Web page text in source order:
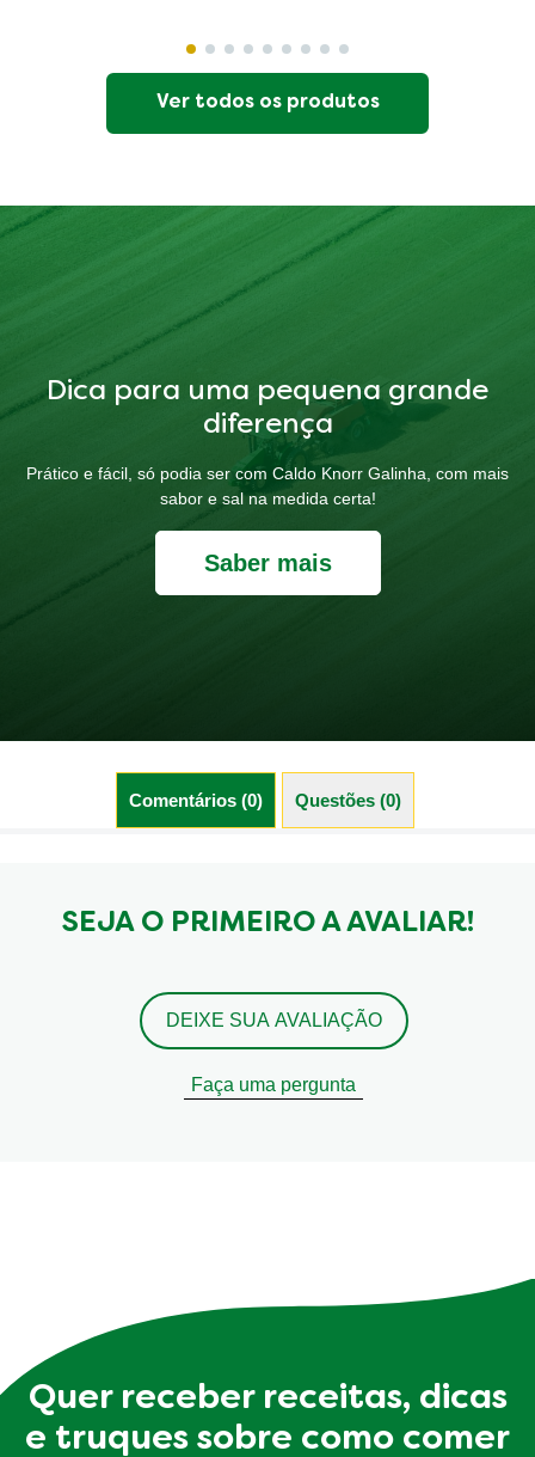
Ver todos os produtos
Dica para uma pequena grande
diferença
Prático e fácil, só podia ser com Caldo Knorr Galinha, com mais
sabor e sal na medida certa!
Saber mais
Comentários (0) Questões (0)
SEJA O PRIMEIRO A AVALIAR!
DEIXE SUA AVALIAÇÃO
Faça uma pergunta
Quer receber receitas, dicas
e truques sobre como comer